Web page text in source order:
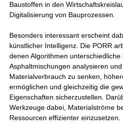
Baustoffen in den
Digitalisierung von Bauprozessen.
Besonders interessant erscheint
künstlicher Intelligenz. Die PORR
denen Algorithmen unterschiedliche
Asphaltmischungen analysieren
Materialverbrauch zu senken,
ermöglichen und gleichzeitig die
Eigenschaften sicherzustellen.
Werkzeuge dabei, Materialströme
Ressourcen effizienter einzusetzen.